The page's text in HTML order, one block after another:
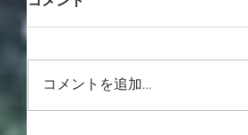
コメントを追加…